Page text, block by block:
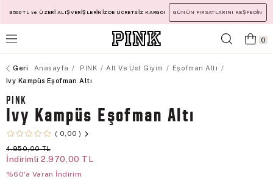
3500 TL ve ÜZERİ ALIŞVERİŞLERİNİZDE ÜCRETSİZ KARGO! GÜNÜN FIRSATLARINI KEŞFEDİN
0
Anasayfa PINK Alt Ve Üst Giyim
Eşofman Altı
Ivy Kampüs Eşofman Altı
PINK
Ivy Kampüs Eşofman Altı
0,00
4.950,00 TL
İndirimli 2.970,00 TL
%60'a Varan İndirim